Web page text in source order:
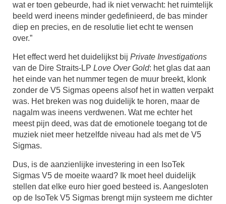
wat er toen gebeurde, had ik niet verwacht: het ruimtelijk
beeld werd ineens minder gedefinieerd, de bas minder
diep en precies, en de resolutie liet echt te wensen
over.”
Het effect werd het duidelijkst bij Private Investigations
van de Dire Straits-LP Love Over Gold: het glas dat aan
het einde van het nummer tegen de muur breekt, klonk
zonder de V5 Sigmas opeens alsof het in watten verpakt
was. Het breken was nog duidelijk te horen, maar de
nagalm was ineens verdwenen. Wat me echter het
meest pijn deed, was dat de emotionele toegang tot de
muziek niet meer hetzelfde niveau had als met de V5
Sigmas.
Dus, is de aanzienlijke investering in een IsoTek
Sigmas V5 de moeite waard? Ik moet heel duidelijk
stellen dat elke euro hier goed besteed is. Aangesloten
op de IsoTek V5 Sigmas brengt mijn systeem me dichter